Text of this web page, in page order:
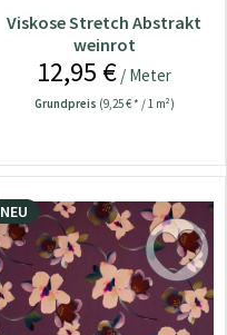
Viskose Stretch Abstrakt
weinrot
12,95 € / Meter
Grundpreis (9,25 € * / 1 m²)
NEU